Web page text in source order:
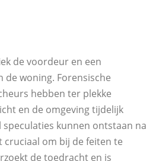
de voordeur en een
de woning. Forensische
hebben ter plekke
en de omgeving tijdelijk
speculaties kunnen ontstaan na
cruciaal om bij de feiten te
de toedracht en is